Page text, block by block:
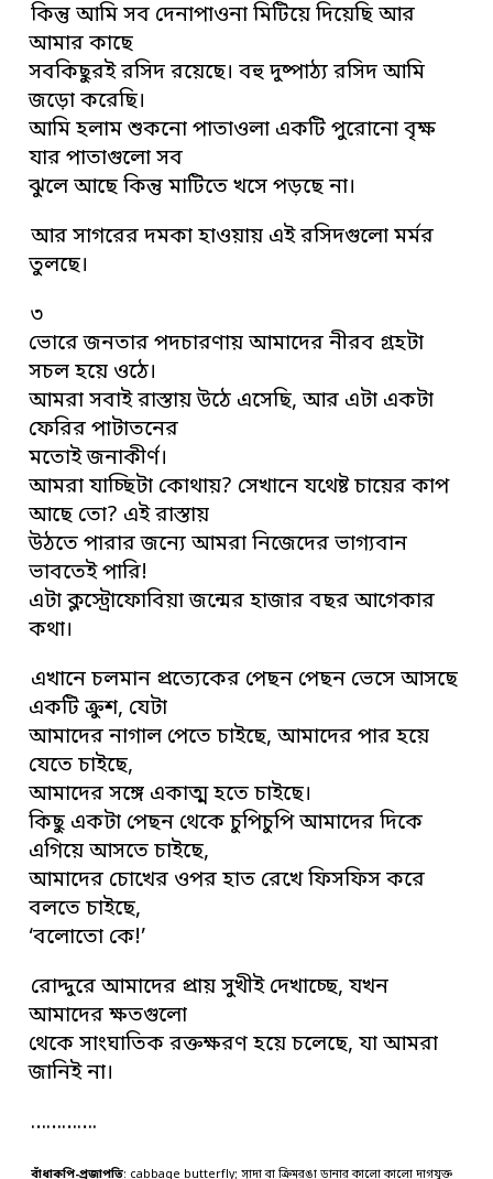
কিন্তু আমি সব দেনাপাওনা মিটিয়ে দিয়েছি আর
আমার কাছে
সবকিছুরই রসিদ রয়েছে। বহু দুষ্পাঠ্য রসিদ আমি
জড়ো করেছি।
আমি হলাম শুকনো পাতাওলা একটি পুরোনো বৃক্ষ
যার পাতাগুলো সব
ঝুলে আছে কিন্তু মাটিতে খসে পড়ছে না।
আর সাগরের দমকা হাওয়ায় এই রসিদগুলো মর্মর
তুলছে।
৩
ভোরে জনতার পদচারণায় আমাদের নীরব গ্রহটা
সচল হয়ে ওঠে।
আমরা সবাই রাস্তায় উঠে এসেছি, আর এটা একটা
ফেরির পাটাতনের
মতোই জনাকীর্ণ।
আমরা যাচ্ছিটা কোথায়? সেখানে যথেষ্ট চায়ের কাপ
আছে তো? এই রাস্তায়
উঠতে পারার জন্যে আমরা নিজেদের ভাগ্যবান
ভাবতেই পারি!
এটা ক্লস্ট্রোফোবিয়া জন্মের হাজার বছর আগেকার
কথা।
এখানে চলমান প্রত্যেকের পেছন পেছন ভেসে আসছে
একটি ক্রুশ, যেটা
আমাদের নাগাল পেতে চাইছে, আমাদের পার হয়ে
যেতে চাইছে,
আমাদের সঙ্গে একাত্ম হতে চাইছে।
কিছু একটা পেছন থেকে চুপিচুপি আমাদের দিকে
এগিয়ে আসতে চাইছে,
আমাদের চোখের ওপর হাত রেখে ফিসফিস করে
বলতে চাইছে,
‘বলোতো কে!’
রোদ্দুরে আমাদের প্রায় সুখীই দেখাচ্ছে, যখন
আমাদের ক্ষতগুলো
থেকে সাংঘাতিক রক্তক্ষরণ হয়ে চলেছে, যা আমরা
জানিই না।
………….
বাঁধাকপি-প্রজাপতি: cabbage butterfly; সাদা বা ক্রিমরঙা ডানার কালো কালো দাগযুক্ত